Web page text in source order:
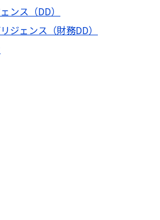
ンス（DD）
ジェンス（財務DD）